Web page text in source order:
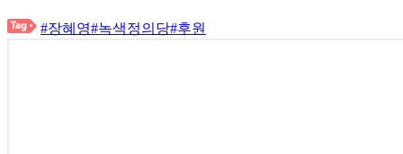
#장혜영#녹색정의당#후원